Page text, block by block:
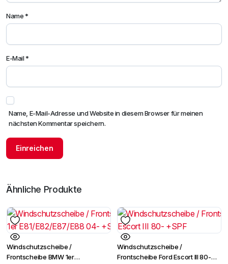
Name*
E-Mail*
Name, E-Mail-Adresse und Website in diesem Browser für meinen
nächsten Kommentar speichern.
Ähnliche Produkte
Windschutzscheibe /
Frontscheibe BMW 1er
Windschutzscheibe /
Frontscheibe Ford Escort III 80-